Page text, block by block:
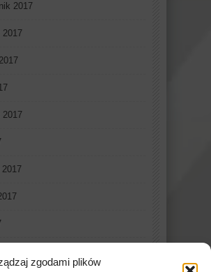
zgodami plików
2017
2017
2017
2017